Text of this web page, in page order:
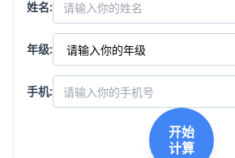
姓名:
年级:
手机:
开始
计算